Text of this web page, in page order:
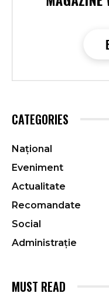
CATEGORIES
Național
Eveniment
Actualitate
Recomandate
Social
Administrație
MUST READ